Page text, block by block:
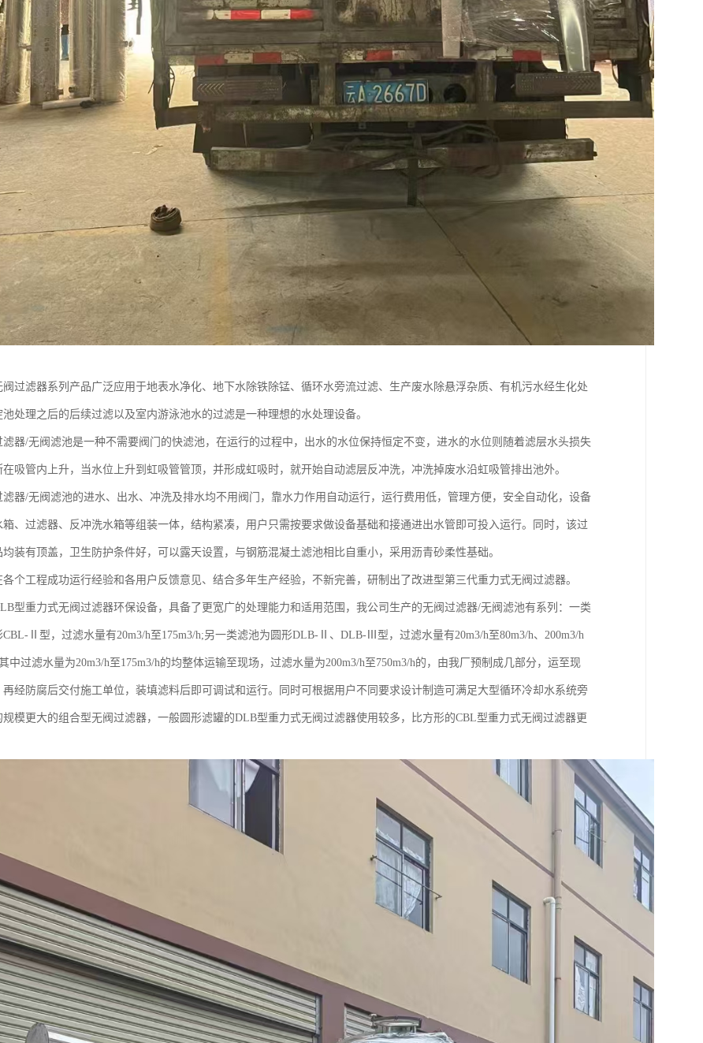
过滤器系列产品广泛应用于地表水净化、地下水除铁除锰、循环水旁流过滤、生产废水除悬浮杂质、有机污水经生化处
处理之后的后续过滤以及室内游泳池水的过滤是一种理想的水处理设备。
器/无阀滤池是一种不需要阀门的快滤池，在运行的过程中，出水的水位保持恒定不变，进水的水位则随着滤层水头损失
在吸管内上升，当水位上升到虹吸管管顶，并形成虹吸时，就开始自动滤层反冲洗，冲洗掉废水沿虹吸管排出池外。
器/无阀滤池的进水、出水、冲洗及排水均不用阀门，靠水力作用自动运行，运行费用低，管理方便，安全自动化，设备
、过滤器、反冲洗水箱等组装一体，结构紧凑，用户只需按要求做设备基础和接通进出水管即可投入运行。同时，该过
装有顶盖，卫生防护条件好，可以露天设置，与钢筋混凝土滤池相比自重小，采用沥青砂柔性基础。
个工程成功运行经验和各用户反馈意见、结合多年生产经验，不新完善，研制出了改进型第三代重力式无阀过滤器。
型重力式无阀过滤器环保设备，具备了更宽广的处理能力和适用范围，我公司生产的无阀过滤器/无阀滤池有系列：一类
CBL-Ⅱ型，过滤水量有20m3/h至175m3/h;另一类滤池为圆形DLB-Ⅱ、DLB-Ⅲ型，过滤水量有20m3/h至80m3/h、200m3/h
中过滤水量为20m3/h至175m3/h的均整体运输至现场，过滤水量为200m3/h至750m3/h的，由我厂预制成几部分，运至现
经防腐后交付施工单位，装填滤料后即可调试和运行。同时可根据用户不同要求设计制造可满足大型循环冷却水系统旁
规模更大的组合型无阀过滤器，一般圆形滤罐的DLB型重力式无阀过滤器使用较多，比方形的CBL型重力式无阀过滤器更